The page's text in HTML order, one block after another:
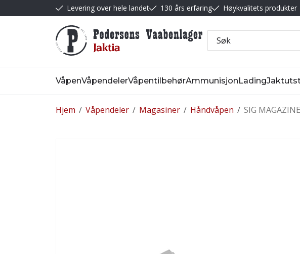
Levering over hele landet 130 års erfaring Høykvalitets produkter
VåpenVåpendelerVåpentilbehørAmmunisjonLading
/
Hjem /
Våpendeler /
Magasiner /
Håndvåpen SIG